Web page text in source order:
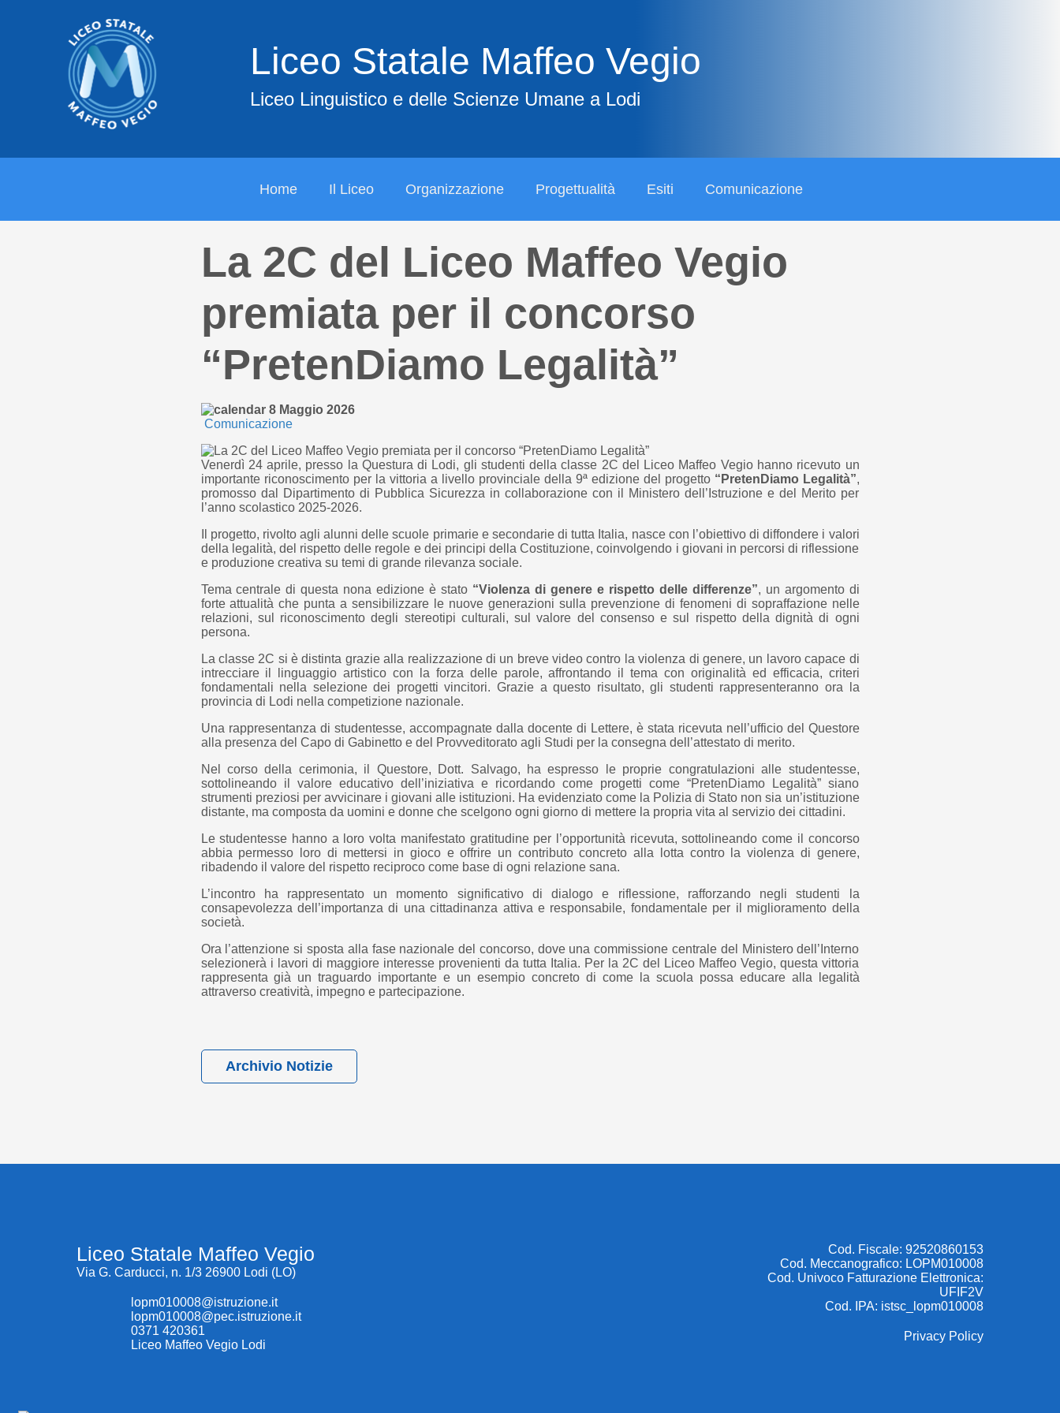
Liceo Statale Maffeo Vegio
Liceo Linguistico e delle Scienze Umane a Lodi
Home Il Liceo Organizzazione Progettualità Esiti Comunicazione
Cerca
La 2C del Liceo Maffeo Vegio
premiata per il concorso
“PretenDiamo Legalità”
8 Maggio 2026
Comunicazione
Venerdì 24 aprile, presso la Questura di Lodi, gli studenti della classe 2C del Liceo Maffeo Vegio hanno ricevuto un
importante riconoscimento per la vittoria a livello provinciale della 9ª edizione del progetto “PretenDiamo Legalità”,
promosso dal Dipartimento di Pubblica Sicurezza in collaborazione con il Ministero dell’Istruzione e del Merito per
l’anno scolastico 2025-2026.
Il progetto, rivolto agli alunni delle scuole primarie e secondarie di tutta Italia, nasce con l’obiettivo di diffondere i valori
della legalità, del rispetto delle regole e dei principi della Costituzione, coinvolgendo i giovani in percorsi di riflessione
e produzione creativa su temi di grande rilevanza sociale.
Tema centrale di questa nona edizione è stato “Violenza di genere e rispetto delle differenze”, un argomento di
forte attualità che punta a sensibilizzare le nuove generazioni sulla prevenzione di fenomeni di sopraffazione nelle
relazioni, sul riconoscimento degli stereotipi culturali, sul valore del consenso e sul rispetto della dignità di ogni
persona.
La classe 2C si è distinta grazie alla realizzazione di un breve video contro la violenza di genere, un lavoro capace di
intrecciare il linguaggio artistico con la forza delle parole, affrontando il tema con originalità ed efficacia, criteri
fondamentali nella selezione dei progetti vincitori. Grazie a questo risultato, gli studenti rappresenteranno ora la
provincia di Lodi nella competizione nazionale.
Una rappresentanza di studentesse, accompagnate dalla docente di Lettere, è stata ricevuta nell’ufficio del Questore
alla presenza del Capo di Gabinetto e del Provveditorato agli Studi per la consegna dell’attestato di merito.
Nel corso della cerimonia, il Questore, Dott. Salvago, ha espresso le proprie congratulazioni alle studentesse,
sottolineando il valore educativo dell’iniziativa e ricordando come progetti come “PretenDiamo Legalità” siano
strumenti preziosi per avvicinare i giovani alle istituzioni. Ha evidenziato come la Polizia di Stato non sia un’istituzione
distante, ma composta da uomini e donne che scelgono ogni giorno di mettere la propria vita al servizio dei cittadini.
Le studentesse hanno a loro volta manifestato gratitudine per l’opportunità ricevuta, sottolineando come il concorso
abbia permesso loro di mettersi in gioco e offrire un contributo concreto alla lotta contro la violenza di genere,
ribadendo il valore del rispetto reciproco come base di ogni relazione sana.
L’incontro ha rappresentato un momento significativo di dialogo e riflessione, rafforzando negli studenti la
consapevolezza dell’importanza di una cittadinanza attiva e responsabile, fondamentale per il miglioramento della
società.
Ora l’attenzione si sposta alla fase nazionale del concorso, dove una commissione centrale del Ministero dell’Interno
selezionerà i lavori di maggiore interesse provenienti da tutta Italia. Per la 2C del Liceo Maffeo Vegio, questa vittoria
rappresenta già un traguardo importante e un esempio concreto di come la scuola possa educare alla legalità
attraverso creatività, impegno e partecipazione.
Archivio Notizie
Liceo Statale Maffeo Vegio
Via G. Carducci, n. 1/3 26900 Lodi (LO)
lopm010008@istruzione.it
lopm010008@pec.istruzione.it
0371 420361
Liceo Maffeo Vegio Lodi
Cod. Fiscale: 92520860153
Cod. Meccanografico: LOPM010008
Cod. Univoco Fatturazione Elettronica:
UFIF2V
Cod. IPA: istsc_lopm010008
Privacy Policy